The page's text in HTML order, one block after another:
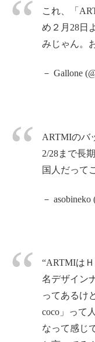
これ、「
め２月28日
みじゃん。
－ Gallone
ARTMIのバ
2/28まで長
国人だって
－
“ARTMIは
名デザイン
ってあるけ
coco」って
なって感じ